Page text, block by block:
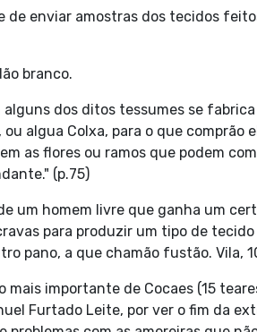
de enviar amostras dos tecidos
branco.
alguns dos ditos tessumes se
algua Colxa, para o que
as flores ou ramos que podem
(p.75)
um homem livre que ganha um
para produzir um tipo de
pano, a que chamão fustão. Vila,
mais importante de Cocaes (15
Furtado Leite, por ver o fim da